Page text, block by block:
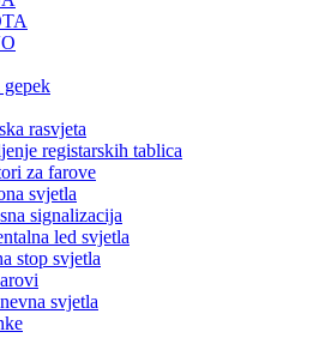
gepek
rasvjeta
registarskih tablica
za farove
svjetla
signalizacija
led svjetla
stop svjetla
svjetla